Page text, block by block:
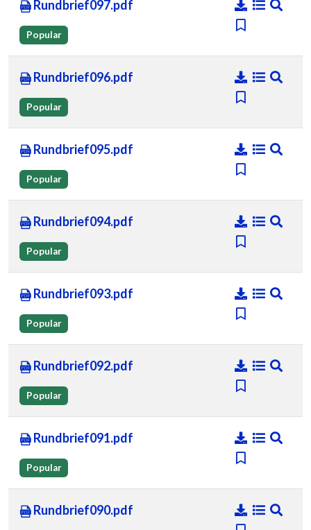
Rundbrief097.pdf
Popular
Rundbrief096.pdf
Popular
Rundbrief095.pdf
Popular
Rundbrief094.pdf
Popular
Rundbrief093.pdf
Popular
Rundbrief092.pdf
Popular
Rundbrief091.pdf
Popular
Rundbrief090.pdf